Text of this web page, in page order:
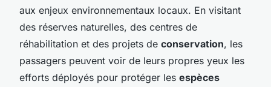
aux enjeux environnementaux locaux. En visitant
des réserves naturelles, des centres de
réhabilitation et des projets de conservation, les
passagers peuvent voir de leurs propres yeux les
efforts déployés pour protéger les espèces